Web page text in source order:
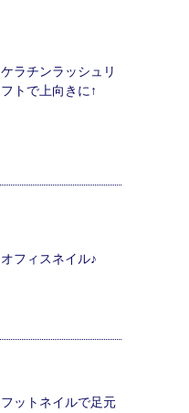
ケラチンラッシュリ
フトで上向きに↑
オフィスネイル♪
フットネイルで足元